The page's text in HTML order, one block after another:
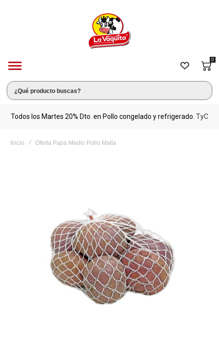
0
Todos los Martes 20% Dto. en Pollo congelado y refrigerado. TyC
Inicio Oferta Papa Medio Pollo Malla